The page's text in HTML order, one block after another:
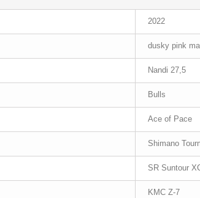
2022
dusky pink
Nandi 27,5
Bulls
Ace of Pace
Shimano
SR Suntour
KMC Z-7